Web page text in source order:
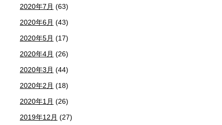
2020年7月 (63)
2020年6月 (43)
2020年5月 (17)
2020年4月 (26)
2020年3月 (44)
2020年2月 (18)
2020年1月 (26)
2019年12月 (27)